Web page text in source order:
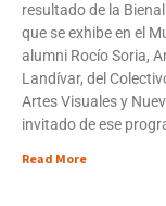
resultado de la
que se exhibe en el
alumni Rocío Soria,
Landívar, del
Artes Visuales y
invitado de ese
Read More